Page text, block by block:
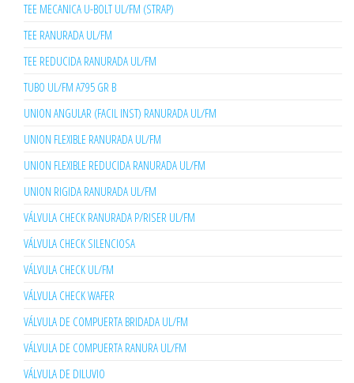
TEE MECANICA U-BOLT UL/FM (STRAP)
TEE RANURADA UL/FM
TEE REDUCIDA RANURADA UL/FM
TUBO UL/FM A795 GR B
UNION ANGULAR (FACIL INST) RANURADA UL/FM
UNION FLEXIBLE RANURADA UL/FM
UNION FLEXIBLE REDUCIDA RANURADA UL/FM
UNION RIGIDA RANURADA UL/FM
VÁLVULA CHECK RANURADA P/RISER UL/FM
VÁLVULA CHECK SILENCIOSA
VÁLVULA CHECK UL/FM
VÁLVULA CHECK WAFER
VÁLVULA DE COMPUERTA BRIDADA UL/FM
VÁLVULA DE COMPUERTA RANURA UL/FM
VÁLVULA DE DILUVIO